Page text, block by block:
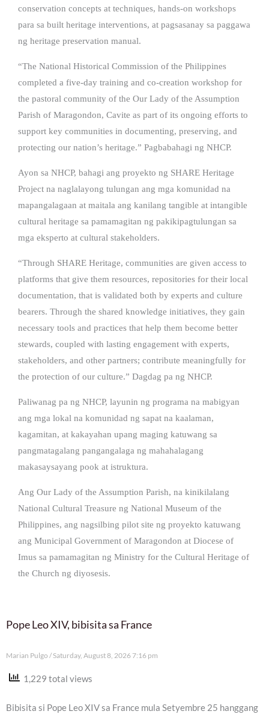
conservation concepts at techniques, hands-on workshops
para sa built heritage interventions, at pagsasanay sa paggawa
ng heritage preservation manual.
“The National Historical Commission of the Philippines
completed a five-day training and co-creation workshop for
the pastoral community of the Our Lady of the Assumption
Parish of Maragondon, Cavite as part of its ongoing efforts to
support key communities in documenting, preserving, and
protecting our nation’s heritage.” Pagbabahagi ng NHCP.
Ayon sa NHCP, bahagi ang proyekto ng SHARE Heritage
Project na naglalayong tulungan ang mga komunidad na
mapangalagaan at maitala ang kanilang tangible at intangible
cultural heritage sa pamamagitan ng pakikipagtulungan sa
mga eksperto at cultural stakeholders.
“Through SHARE Heritage, communities are given access to
platforms that give them resources, repositories for their local
documentation, that is validated both by experts and culture
bearers. Through the shared knowledge initiatives, they gain
necessary tools and practices that help them become better
stewards, coupled with lasting engagement with experts,
stakeholders, and other partners; contribute meaningfully for
the protection of our culture.” Dagdag pa ng NHCP.
Paliwanag pa ng NHCP, layunin ng programa na mabigyan
ang mga lokal na komunidad ng sapat na kaalaman,
kagamitan, at kakayahan upang maging katuwang sa
pangmatagalang pangangalaga ng mahahalagang
makasaysayang pook at istruktura.
Ang Our Lady of the Assumption Parish, na kinikilalang
National Cultural Treasure ng National Museum of the
Philippines, ang nagsilbing pilot site ng proyekto katuwang
ang Municipal Government of Maragondon at Diocese of
Imus sa pamamagitan ng Ministry for the Cultural Heritage of
the Church ng diyosesis.
Pope Leo XIV, bibisita sa France
Marian Pulgo Saturday, August 8, 2026 7:16 pm
1,229 total views
Bibisita si Pope Leo XIV sa France mula Setyembre 25 hanggang